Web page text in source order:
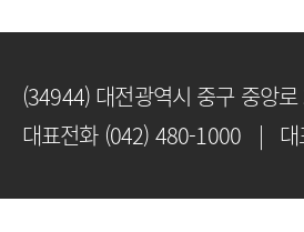
(34944) 대전광역시 중구 중앙
대표전화 (042) 480-1000 | 대